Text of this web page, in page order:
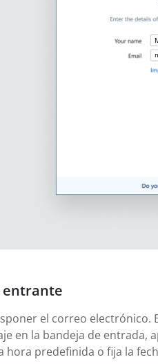
entrante
el correo
en la bandeja de entrada,
hora predefinida o fija la